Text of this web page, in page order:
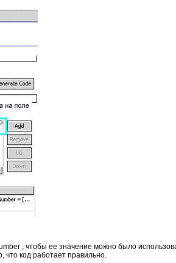
, чтобы ее значение можно было
что код работает правильно.